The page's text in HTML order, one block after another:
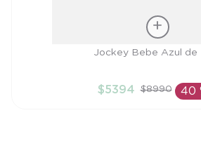
AÑADIR AL
Jockey Bebe Azul de
$5394 $8990 40